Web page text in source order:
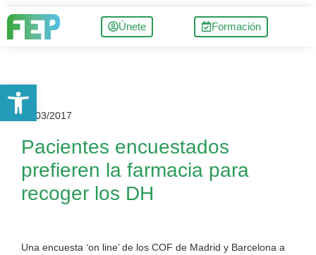
Únete Formación
24/03/2017
Pacientes encuestados
prefieren la farmacia para
recoger los DH
Una encuesta ‘on line’ de los COF de Madrid y Barcelona a
Abrir barra de herramientas